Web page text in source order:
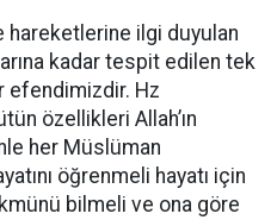
hareketlerine ilgi duyulan
kadar tespit edilen tek
efendimizdir. Hz
özellikleri Allah’ın
her Müslüman
öğrenmeli hayatı için
bilmeli ve ona göre